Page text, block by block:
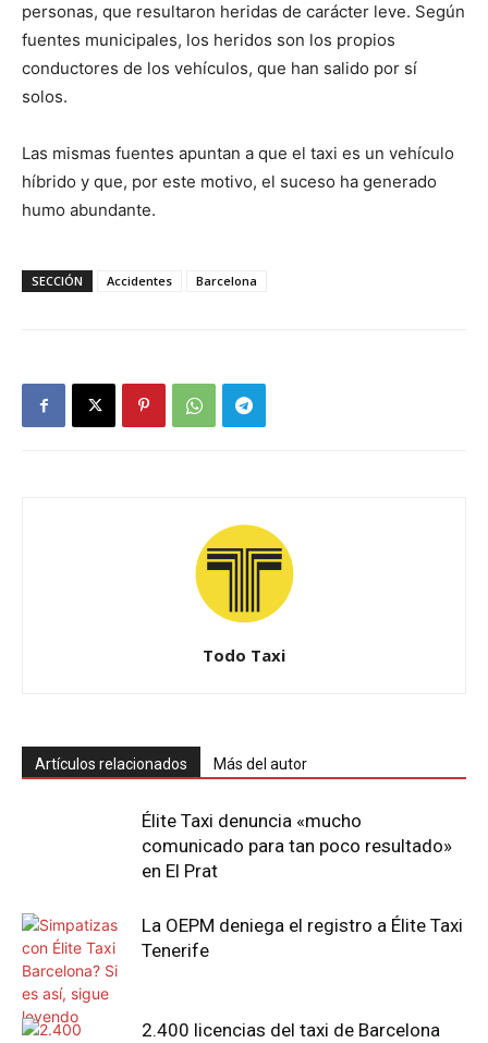
personas, que resultaron heridas de carácter leve. Según
fuentes municipales, los heridos son los propios
conductores de los vehículos, que han salido por sí
solos.
Las mismas fuentes apuntan a que el taxi es un vehículo
híbrido y que, por este motivo, el suceso ha generado
humo abundante.
SECCIÓN Accidentes Barcelona
Todo Taxi
Artículos relacionados Más del autor
Élite Taxi denuncia «mucho
comunicado para tan poco resultado»
en El Prat
La OEPM deniega el registro a Élite Taxi
Tenerife
2.400 licencias del taxi de Barcelona